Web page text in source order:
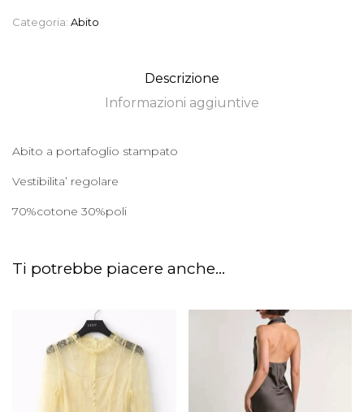
Categoria: Abito
Descrizione
Informazioni aggiuntive
Abito a portafoglio stampato
Vestibilita’ regolare
70%cotone 30%poli
Ti potrebbe piacere anche...